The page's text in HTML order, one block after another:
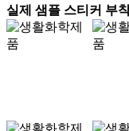
실제 샘플 스티커 부